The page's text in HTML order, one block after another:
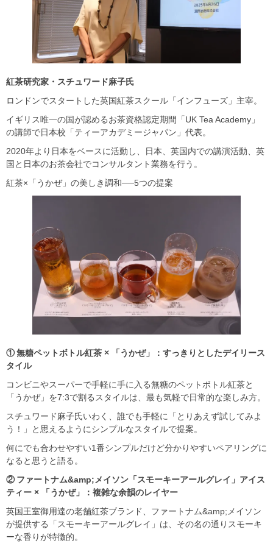
紅茶研究家・スチュワード麻子氏
ロンドンでスタートした英国紅茶スクール「インフューズ」主宰。
イギリス唯一の国が認めるお茶資格認定期間「UK Tea Academy」
の講師で日本校「ティーアカデミージャパン」代表。
2020年より日本をベースに活動し、日本、英国内での講演活動、英
国と日本のお茶会社でコンサルタント業務を行う。
紅茶×「うかぜ」の美しき調和──5つの提案
① 無糖ペットボトル紅茶 × 「うかぜ」：すっきりとしたデイリース
タイル
コンビニやスーパーで手軽に手に入る無糖のペットボトル紅茶と
「うかぜ」を7:3で割るスタイルは、最も気軽で日常的な楽しみ方。
スチュワード麻子氏いわく、誰でも手軽に「とりあえず試してみよ
う！」と思えるようにシンプルなスタイルで提案。
何にでも合わせやすい1番シンプルだけど分かりやすいペアリングに
なると思うと語る。
② ファートナム&amp;メイソン「スモーキーアールグレイ」アイス
ティー × 「うかぜ」：複雑な余韻のレイヤー
英国王室御用達の老舗紅茶ブランド、ファートナム&amp;メイソン
が提供する「スモーキーアールグレイ」は、その名の通りスモーキ
ーな香りが特徴的。